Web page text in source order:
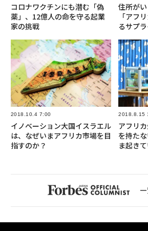
コロナワクチンにも潜む「偽
薬」、12億人の命を守る起業
家の挑戦
住所が
「アフ
るサプ
2018.10.4 7:00
イノベーション大国イスラエル
は、なぜいまアフリカ市場を目
指すのか？
2018.8.15
アフリ
を持た
ま起き